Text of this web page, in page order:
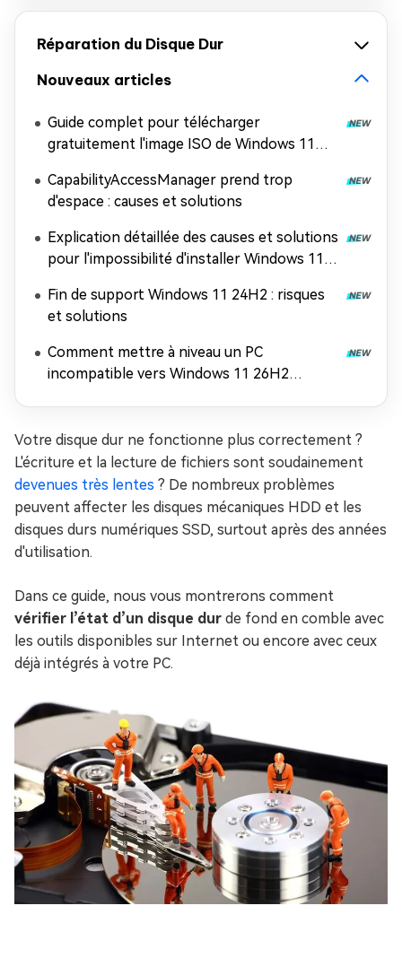
Réparation du Disque Dur
Nouveaux articles
Guide complet pour télécharger
gratuitement l'image ISO de Windows 11
CapabilityAccessManager prend trop
d'espace : causes et solutions
Explication détaillée des causes et solutions
pour l'impossibilité d'installer Windows 11
Fin de support Windows 11 24H2 : risques
et solutions
Comment mettre à niveau un PC
incompatible vers Windows 11 26H2
Votre disque dur ne fonctionne plus correctement ?
L'écriture et la lecture de fichiers sont soudainement
devenues très lentes ? De nombreux problèmes
peuvent affecter les disques mécaniques HDD et les
disques durs numériques SSD, surtout après des années
d'utilisation.
Dans ce guide, nous vous montrerons comment
vérifier l’état d’un disque dur de fond en comble avec
les outils disponibles sur Internet ou encore avec ceux
déjà intégrés à votre PC.